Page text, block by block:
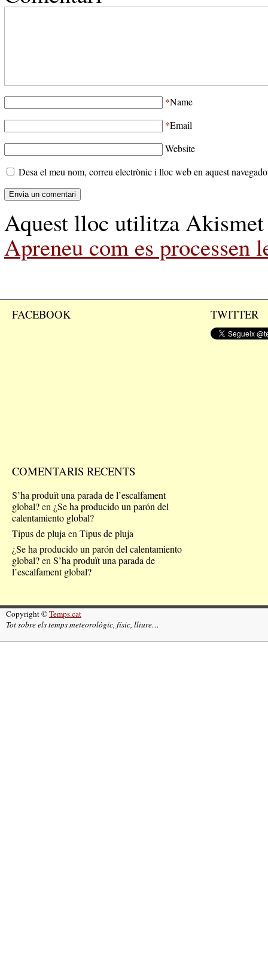
*Name
*Email
Website
Desa el meu nom, correu electrònic i lloc web en aquest
Aquest lloc utilitza Akismet
Apreneu com es processen
FACEBOOK TWITTER
COMENTARIS RECENTS
S’ha produït una parada de l’escalfament
global?en ¿Se ha producido un parón del
calentamiento global?
Tipus de pluja en Tipus de pluja
¿Se ha producido un parón del calentamiento
global?en S’ha produït una parada de
l’escalfament global?
Copyright ©Temps.cat
Tot sobre els temps meteorològic, físic, lliure…